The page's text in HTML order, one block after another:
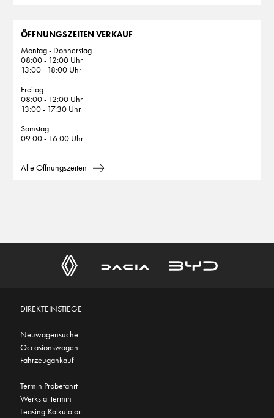
ÖFFNUNGSZEITEN VERKAUF
Montag - Donnerstag
08:00 - 12:00 Uhr
13:00 - 18:00 Uhr
Freitag
08:00 - 12:00 Uhr
13:00 - 17:30 Uhr
Samstag
09:00 - 16:00 Uhr
Alle Öffnungszeiten
DIREKTEINSTIEGE
Neuwagensuche
Occasionswagen
Fahrzeugankauf
Termin Probefahrt
Werkstatttermin
Leasing-Kalkulator